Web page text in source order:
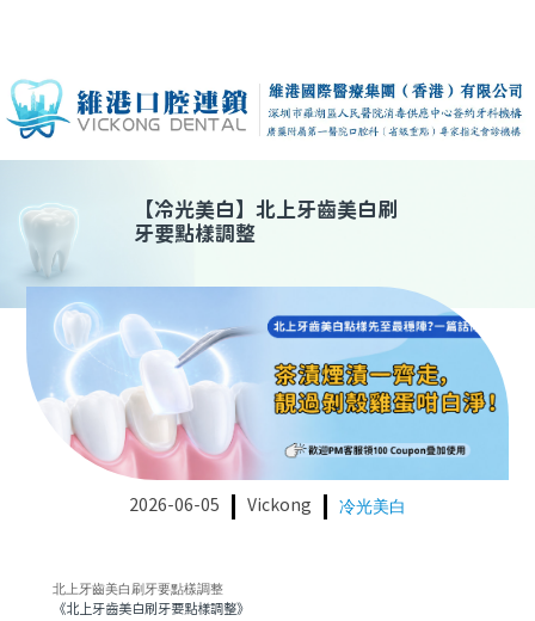
【冷光美白】 北上牙齒美白刷
牙要點樣調整
2026-06-05 Vickong 冷光美白
北上牙齒美白刷牙要點樣調整
《北上牙齒美白刷牙要點樣調整》